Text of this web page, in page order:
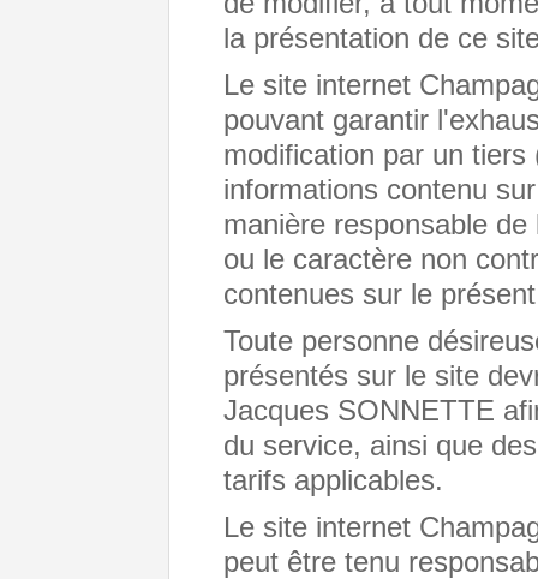
la présentation de ce
Le site internet
pouvant garantir
modification par un
informations contenu
manière responsable
ou le caractère non
contenues sur le
Toute personne
présentés sur le site
Jacques SONNETTE
du service, ainsi que
tarifs applicables.
Le site internet
peut être tenu